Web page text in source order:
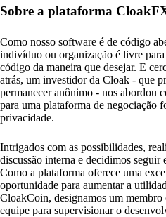
Sobre a plataforma
Como nosso software é de código
indivíduo ou organização é livre para
código da maneira que desejar. E
atrás, um investidor da Cloak - que
permanecer anônimo - nos abordou
para uma plataforma de negociação
privacidade.
Intrigados com as possibilidades,
discussão interna e decidimos seguir
Como a plataforma oferece uma
oportunidade para aumentar a
CloakCoin, designamos um membro
equipe para supervisionar o